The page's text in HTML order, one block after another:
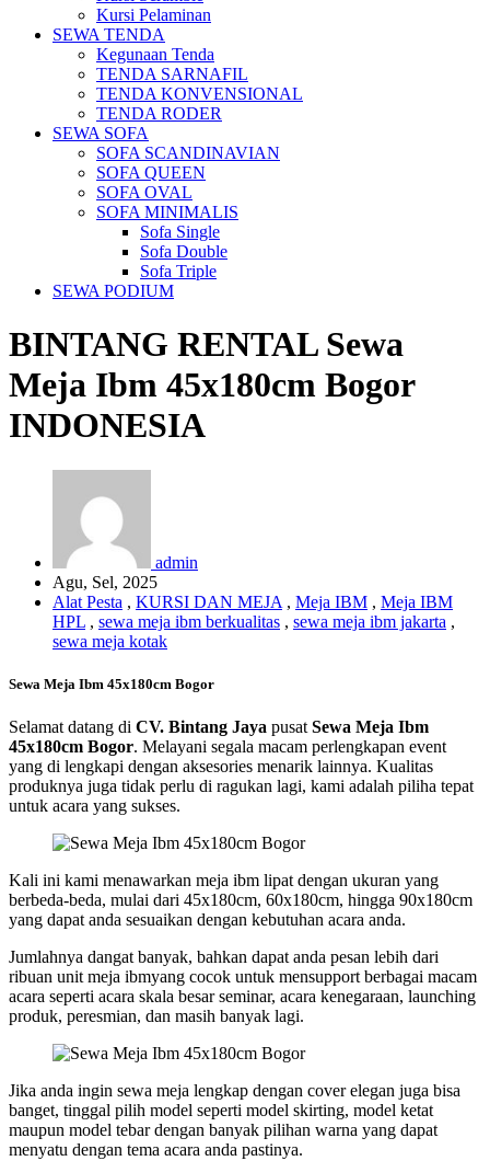
Kursi Pelaminan
SEWA TENDA
Kegunaan Tenda
TENDA SARNAFIL
TENDA KONVENSIONAL
TENDA RODER
SEWA SOFA
SOFA SCANDINAVIAN
SOFA QUEEN
SOFA OVAL
SOFA MINIMALIS
Sofa Single
Sofa Double
Sofa Triple
SEWA PODIUM
BINTANG RENTAL Sewa
Meja Ibm 45x180cm Bogor
INDONESIA
admin
Agu, Sel, 2025
Alat Pesta , KURSI DAN MEJA , Meja IBM , Meja IBM
HPL , sewa meja ibm berkualitas , sewa meja ibm jakarta ,
sewa meja kotak
Sewa Meja Ibm 45x180cm Bogor
Selamat datang di CV. Bintang Jaya pusat Sewa Meja Ibm
45x180cm Bogor. Melayani segala macam perlengkapan event
yang di lengkapi dengan aksesories menarik lainnya. Kualitas
produknya juga tidak perlu di ragukan lagi, kami adalah piliha tepat
untuk acara yang sukses.
Kali ini kami menawarkan meja ibm lipat dengan ukuran yang
berbeda-beda, mulai dari 45x180cm, 60x180cm, hingga 90x180cm
yang dapat anda sesuaikan dengan kebutuhan acara anda.
Jumlahnya dangat banyak, bahkan dapat anda pesan lebih dari
ribuan unit meja ibmyang cocok untuk mensupport berbagai macam
acara seperti acara skala besar seminar, acara kenegaraan, launching
produk, peresmian, dan masih banyak lagi.
Jika anda ingin sewa meja lengkap dengan cover elegan juga bisa
banget, tinggal pilih model seperti model skirting, model ketat
maupun model tebar dengan banyak pilihan warna yang dapat
menyatu dengan tema acara anda pastinya.